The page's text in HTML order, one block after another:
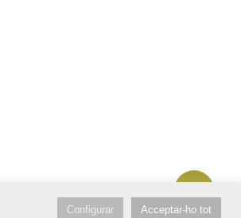
blueskyinstagram
flickrmastodon
Configurar Acceptar-ho tot